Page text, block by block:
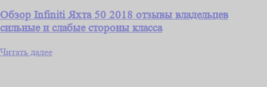
Обзор Infiniti Яхта 50 2018 отзывы владельцев
сильные и слабые стороны класса
Читать далее